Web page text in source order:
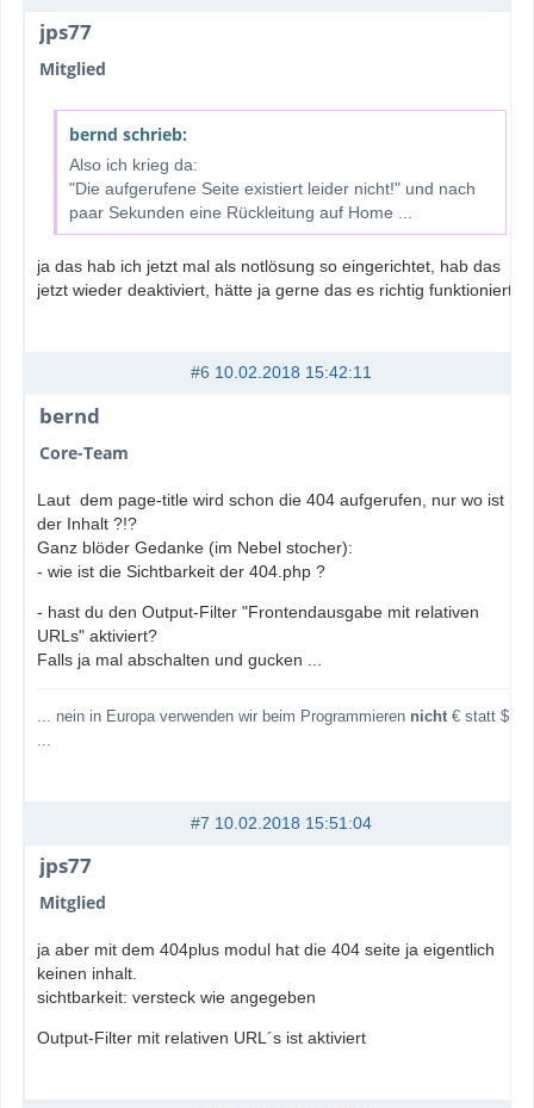
jps77
Mitglied
bernd schrieb:
Also ich krieg da:
"Die aufgerufene Seite existiert leider nicht!" und nach
paar Sekunden eine Rückleitung auf Home ...
ja das hab ich jetzt mal als notlösung so eingerichtet, hab das
jetzt wieder deaktiviert, hätte ja gerne das es richtig funktioniert
#6 10.02.2018 15:42:11
bernd
Core-Team
Laut dem page-title wird schon die 404 aufgerufen, nur wo ist
der Inhalt ?!?
Ganz blöder Gedanke (im Nebel stocher):
- wie ist die Sichtbarkeit der 404.php ?
- hast du den Output-Filter "Frontendausgabe mit relativen
URLs" aktiviert?
Falls ja mal abschalten und gucken ...
... nein in Europa verwenden wir beim Programmieren nicht € statt $
...
#7 10.02.2018 15:51:04
jps77
Mitglied
ja aber mit dem 404plus modul hat die 404 seite ja eigentlich
keinen inhalt.
sichtbarkeit: versteck wie angegeben
Output-Filter mit relativen URL´s ist aktiviert